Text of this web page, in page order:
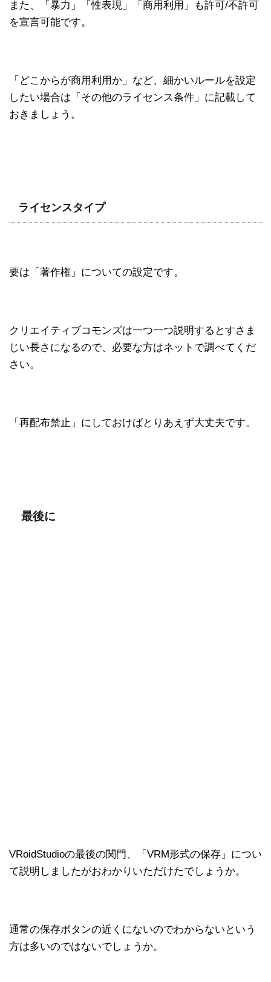
また、「暴力」「性表現」「商用利用」も許可/不許可
を宣言可能です。
「どこからが商用利用か」など、細かいルールを設定
したい場合は「その他のライセンス条件」に記載して
おきましょう。
ライセンスタイプ
要は「著作権」についての設定です。
クリエイティブコモンズは一つ一つ説明するとすさま
じい長さになるので、必要な方はネットで調べてくだ
さい。
「再配布禁止」にしておけばとりあえず大丈夫です。
最後に
VRoidStudioの最後の関門、「VRM形式の保存」につい
て説明しましたがおわかりいただけたでしょうか。
通常の保存ボタンの近くにないのでわからないという
方は多いのではないでしょうか。